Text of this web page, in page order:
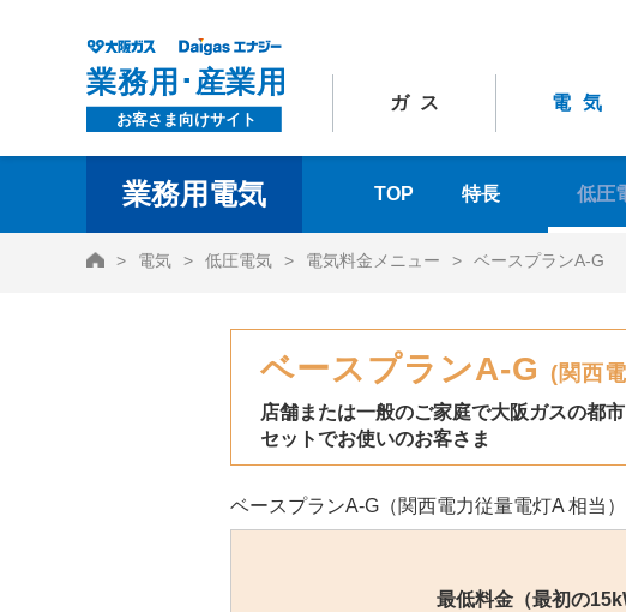
ガス 電気
業務用電気 TOP 特長 低
HOME電気 低圧電気 電気料金メニュー ベースプランA-G
ベースプランA-G (関西
店舗または一般のご家庭で大阪ガスの都
セットでお使いのお客さま
ベースプランA-G（関西電力従量電灯A 相当
最低料金（最初の